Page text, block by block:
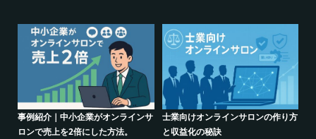
作り方
シリーズ連載【運営者のお悩み解
クリエイター系オンラインサロン